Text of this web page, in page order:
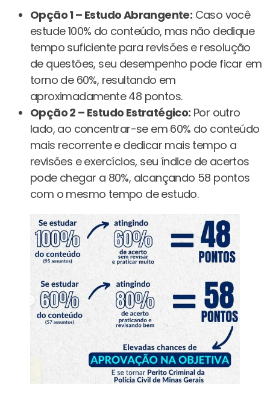
Opção 1 – Estudo Abrangente: Caso você
estude 100% do conteúdo, mas não dedique
tempo suficiente para revisões e resolução
de questões, seu desempenho pode ficar em
torno de 60%, resultando em
aproximadamente 48 pontos.
Opção 2 – Estudo Estratégico: Por outro
lado, ao concentrar-se em 60% do conteúdo
mais recorrente e dedicar mais tempo a
revisões e exercícios, seu índice de acertos
pode chegar a 80%, alcançando 58 pontos
com o mesmo tempo de estudo.